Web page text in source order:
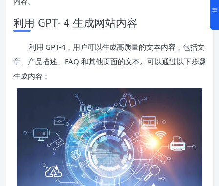
利用 GPT- 4 生成网站内容
利用 GPT-4，用户可以生成高质量的文本内容，包括文
章、产品描述、FAQ 和其他页面的文本。可以通过以下步骤
生成内容：